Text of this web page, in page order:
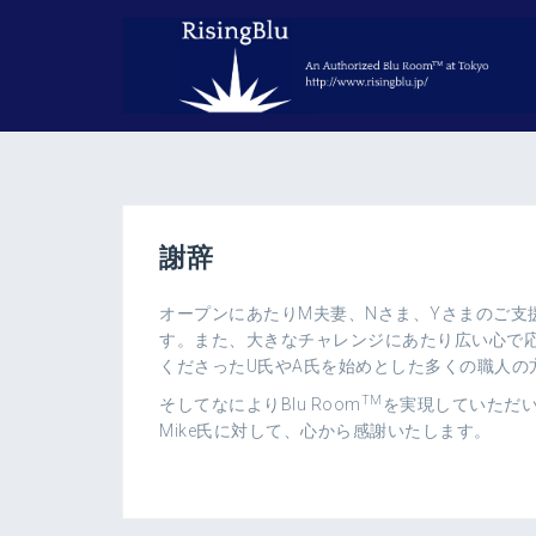
謝辞
オープンにあたりM夫妻、Nさま、Yさまのご
す。また、大きなチャレンジにあたり広い心で
くださったU氏やA氏を始めとした多くの職人
そしてなによりBlu RoomTM を実現していただ
Mike氏に対して、心から感謝いたします。